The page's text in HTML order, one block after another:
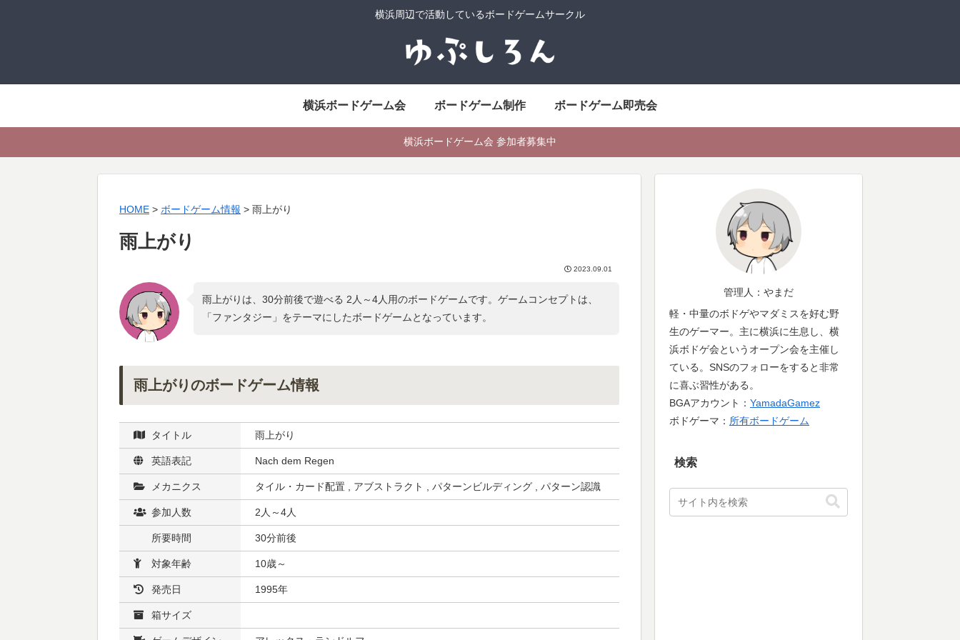
横浜周辺で活動しているボードゲームサークル
横浜ボードゲーム会 ボードゲーム制作 ボードゲーム即売会
横浜ボードゲーム会 参加者募集中
HOME > ボードゲーム情報 > 雨上がり
雨上がり
2023.09.01
雨上がりは、30分前後で遊べる 2人～4人用のボードゲームです。ゲームコンセプトは、
「ファンタジー 」をテーマにしたボードゲームとなっています。
雨上がりのボードゲーム情報
タイトル 雨上がり
英語表記 Nach dem Regen
メカニクス タイル・カード配置 , アブストラクト , パターンビルディング , パターン認識
参加人数 2人～4人
所要時間 30分前後
対象年齢 10歳～
発売日 1995年
箱サイズ
管理人：やまだ
軽・中量のボドゲやマダミスを好む野
生のゲーマー。主に横浜に生息し、横
浜ボドゲ会というオープン会を主催し
ている。SNSのフォローをすると非常
に喜ぶ習性がある。
BGAアカウント： YamadaGamez
ボドゲーマ： 所有ボードゲーム
検索